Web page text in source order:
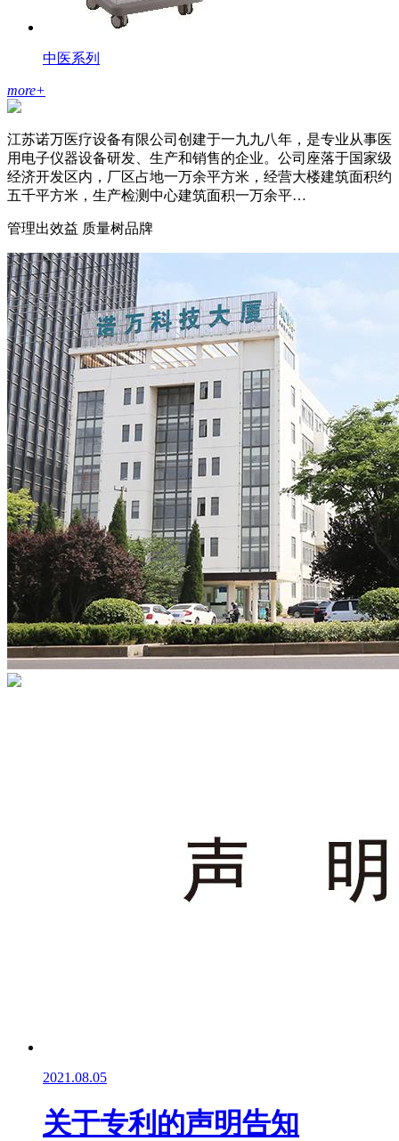
中医系列
more+
江苏诺万医疗设备有限公司创建于一九九八年，是专业从事医
用电子仪器设备研发、生产和销售的企业。公司座落于国家级
经济开发区内，厂区占地一万余平方米，经营大楼建筑面积约
五千平方米，生产检测中心建筑面积一万余平…
管理出效益 质量树品牌
2021.08.05
关于专利的声明告知